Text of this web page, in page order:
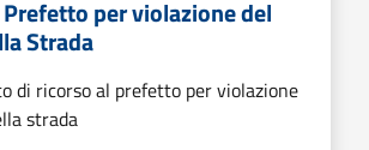
per violazione del
Strada
di ricorso al prefetto per violazione
strada